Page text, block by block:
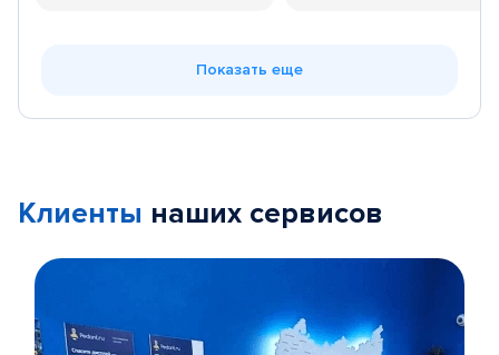
Показать еще
Клиенты наших сервисов